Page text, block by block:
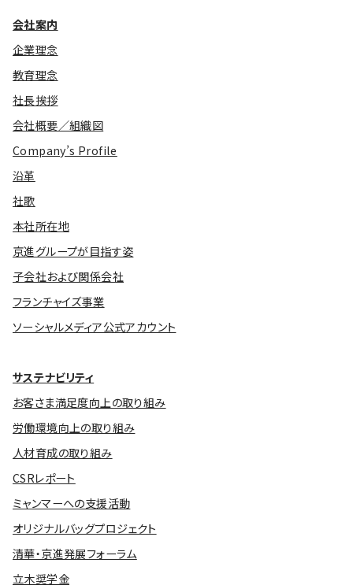
会社案内
企業理念
教育理念
社長挨拶
会社概要／組織図
Company’s Profile
沿革
社歌
本社所在地
京進グループが目指す姿
子会社および関係会社
フランチャイズ事業
ソーシャルメディア公式アカウント
サステナビリティ
お客さま満足度向上の取り組み
労働環境向上の取り組み
人材育成の取り組み
CSRレポート
ミャンマーへの支援活動
オリジナルバッグプロジェクト
清華・京進発展フォーラム
立木奨学金